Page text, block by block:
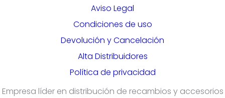
Aviso Legal
Condiciones de uso
Devolución y Cancelación
Alta Distribuidores
Política de privacidad
Empresa líder en distribución de recambios y accesorios